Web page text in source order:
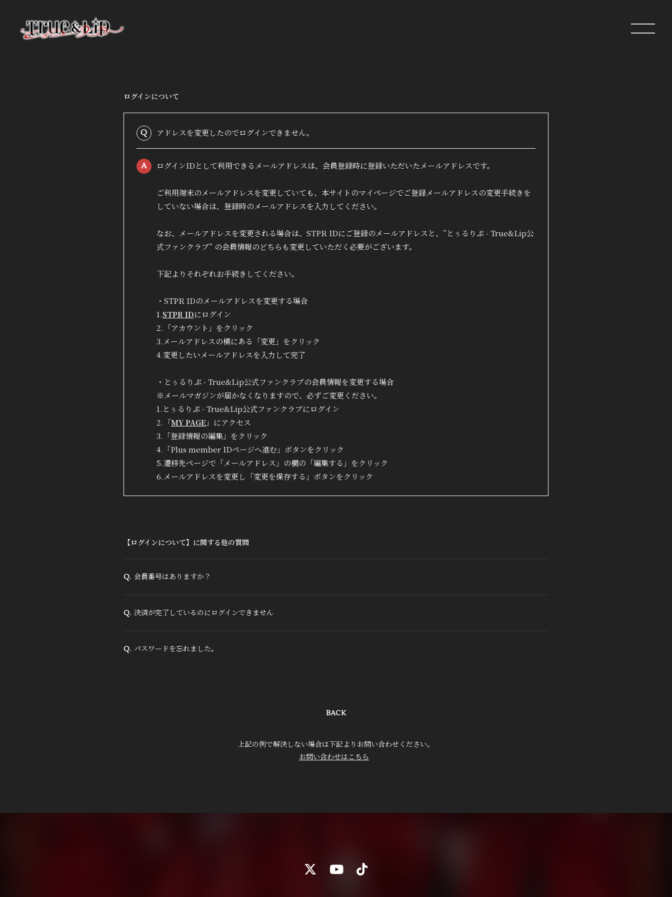
INFORMATION
会員登録 ログイン
MOVIE
PHOTO
ログインについて
Q アドレスを変更したのでログインできません。
A ログインIDとして利用できるメールアドレスは、会員登録時に登録いただいたメールアドレスです。
ご利用端末のメールアドレスを変更していても、本サイトのマイページでご登録メールアドレスの変更手続きを
していない場合は、登録時のメールアドレスを入力してください。
なお、メールアドレスを変更される場合は、STPR IDにご登録のメールアドレスと、”とぅるりぷ - True&Lip公
式ファンクラブ” の会員情報のどちらも変更していただく必要がございます。
下記よりそれぞれお手続きしてください。
・STPR IDのメールアドレスを変更する場合
1.STPR IDにログイン
2.「アカウント」をクリック
3.メールアドレスの横にある「変更」をクリック
4.変更したいメールアドレスを入力して完了
・とぅるりぷ - True&Lip公式ファンクラブの会員情報を変更する場合
※メールマガジンが届かなくなりますので、必ずご変更ください。
1.とぅるりぷ - True&Lip公式ファンクラブにログイン
2.「MY PAGE 」にアクセス
3.「登録情報の編集」をクリック
4.「Plus member IDページへ進む」ボタンをクリック
5.遷移先ページで「メールアドレス」の欄の「編集する」をクリック
6.メールアドレスを変更し「変更を保存する」ボタンをクリック
【ログインについて】に関する他の質問
Q. 会員番号はありますか？
Q. 決済が完了しているのにログインできません
Q. パスワードを忘れました。
BACK
上記の例で解決しない場合は下記よりお問い合わせください。
お問い合わせはこちら